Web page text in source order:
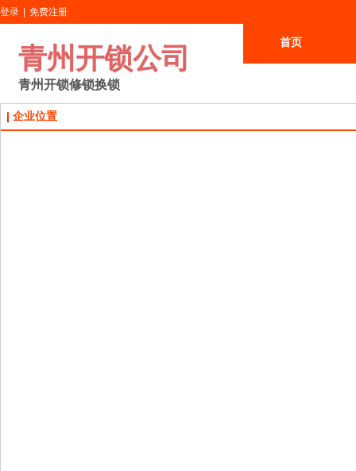
青州开锁公司
青州开锁修锁换锁
首页
登录 免费注册
企业位置